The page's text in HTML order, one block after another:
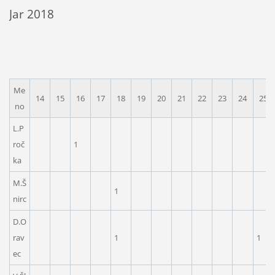
Jar 2018
Me
no
14 15 16 17 18 19 20 21 22 23 24 25
L.P
roč
ka
1
M.Š
nirc
1
D.O
rav
ec
1 1